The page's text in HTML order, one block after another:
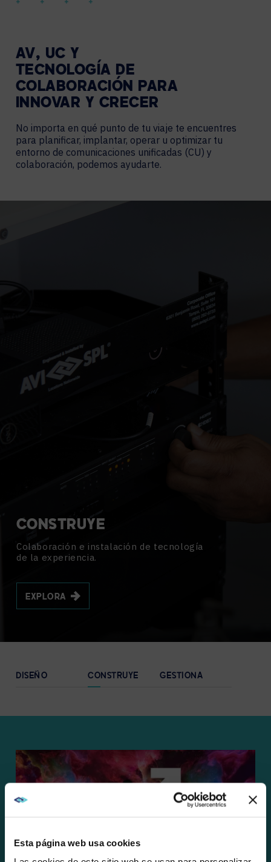
Esta página web usa cookies
AV, UC Y
TECNOLOGÍA DE
COLABORACIÓN PARA
INNOVAR Y CRECER
No importa en qué punto de tu viaje te encuentres
para planificar, implantar, operar u optimizar tu
entorno de comunicaciones unificadas (CU) y
colaboración, podemos ayudarte.
CONSTRUYE
Colaboración e instalación de tecnología
de la experiencia.
EXPLORA
DISEÑO CONSTRUYE GESTIONA